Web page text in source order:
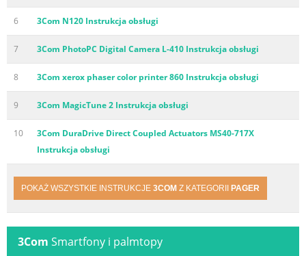
6 3Com N120 Instrukcja obsługi
7 3Com PhotoPC Digital Camera L-410 Instrukcja obsługi
8 3Com xerox phaser color printer 860 Instrukcja obsługi
9 3Com MagicTune 2 Instrukcja obsługi
10
3Com DuraDrive Direct Coupled Actuators MS40-717X
Instrukcja obsługi
POKAŻ WSZYSTKIE INSTRUKCJE 3COM Z KATEGORII PAGER
3Com Smartfony i palmtopy